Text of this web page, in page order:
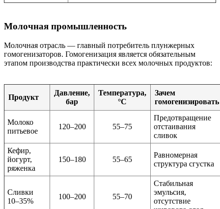
Молочная промышленность
Молочная отрасль — главный потребитель плунжерных
гомогенизаторов. Гомогенизация является обязательным
этапом производства практически всех молочных продуктов:
Продукт
Давление,
бар
Температура,
°C
Зачем
гомогенизировать
Молоко
питьевое
120–200 55–75
Предотвращение
отстаивания
сливок
Кефир,
йогурт,
ряженка
150–180 55–65
Равномерная
структура сгустка
Сливки
10–35%
100–200 55–70
Стабильная
эмульсия,
отсутствие